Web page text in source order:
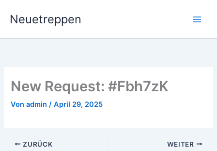
InhaltNeuetreppen
New Request: #Fbh7zK
Vonadmin/April 29, 2025
ZURÜCK WEITER